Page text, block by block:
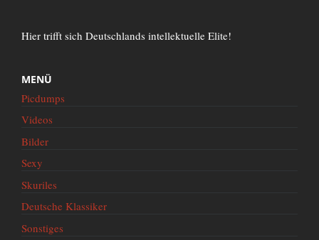
Hier trifft sich Deutschlands intellektuelle Elite!
MENÜ
Picdumps
Videos
Bilder
Sexy
Skuriles
Deutsche Klassiker
Sonstiges